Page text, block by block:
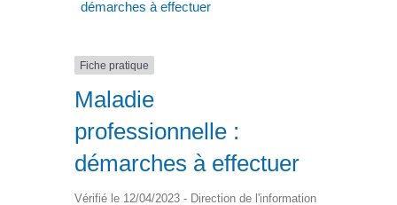
démarches à effectuer
Fiche pratique
Maladie
professionnelle :
démarches à effectuer
Vérifié le 12/04/2023 - Direction de l'information